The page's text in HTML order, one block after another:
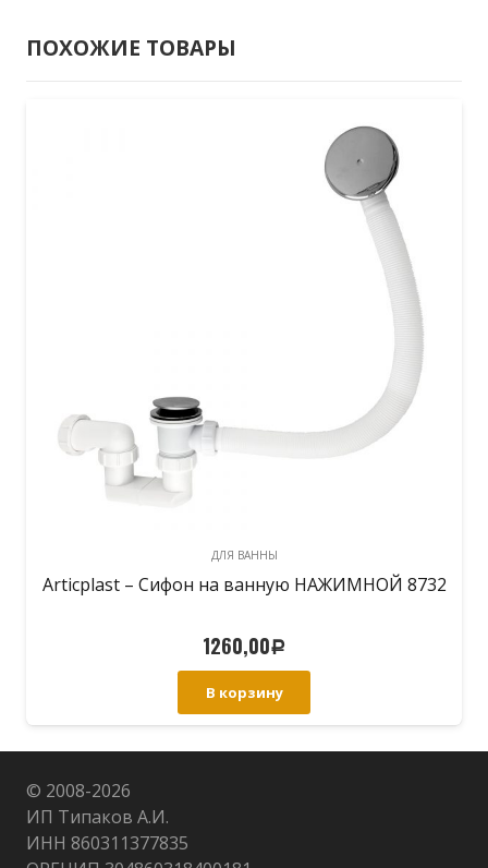
ПОХОЖИЕ ТОВАРЫ
ДЛЯ ВАННЫ
Articplast – Сифон на ванную НАЖИМНОЙ 8732
1260,00Р
В корзину
© 2008-2026
ИП Типаков А.И.
ИНН 860311377835